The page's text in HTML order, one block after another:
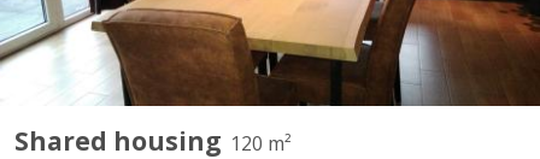
Shared housing 120 m²